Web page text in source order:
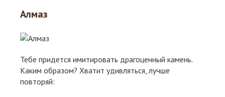
Алмаз
Тебе придется имитировать драгоценный камень.
Каким образом? Хватит удивляться, лучше
повторяй: